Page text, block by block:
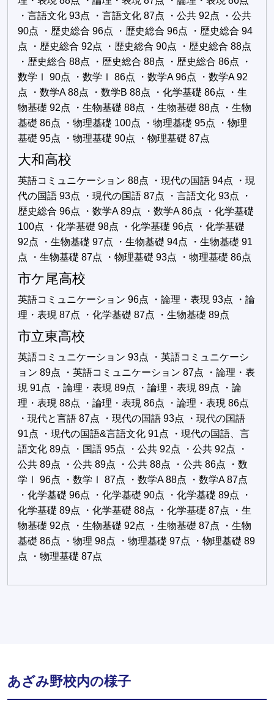
・言語文化 93点 ・言語文化 87点 ・公共 92点 ・公共
90点 ・歴史総合 96点 ・歴史総合 96点 ・歴史総合 94
点 ・歴史総合 92点 ・歴史総合 90点 ・歴史総合 88点
・歴史総合 88点 ・歴史総合 88点 ・歴史総合 86点 ・
数学Ⅰ 90点 ・数学Ⅰ 86点 ・数学A 96点 ・数学A 92
点 ・数学A 88点 ・数学B 88点 ・化学基礎 86点 ・生
物基礎 92点 ・生物基礎 88点 ・生物基礎 88点 ・生物
基礎 86点 ・物理基礎 100点 ・物理基礎 95点 ・物理
基礎 95点 ・物理基礎 90点 ・物理基礎 87点
大和高校
英語コミュニケーション 88点 ・現代の国語 94点 ・現
代の国語 93点 ・現代の国語 87点 ・言語文化 93点 ・
歴史総合 96点 ・数学A 89点 ・数学A 86点 ・化学基礎
100点 ・化学基礎 98点 ・化学基礎 96点 ・化学基礎
92点 ・生物基礎 97点 ・生物基礎 94点 ・生物基礎 91
点 ・生物基礎 87点 ・物理基礎 93点 ・物理基礎 86点
市ケ尾高校
英語コミュニケーション 96点 ・論理・表現 93点 ・論
理・表現 87点 ・化学基礎 87点 ・生物基礎 89点
市立東高校
英語コミュニケーション 93点 ・英語コミュニケーシ
ョン 89点 ・英語コミュニケーション 87点 ・論理・表
現 91点 ・論理・表現 89点 ・論理・表現 89点 ・論
理・表現 88点 ・論理・表現 86点 ・論理・表現 86点
・現代と言語 87点 ・現代の国語 93点 ・現代の国語
91点 ・現代の国語&言語文化 91点 ・現代の国語、言
語文化 89点 ・国語 95点 ・公共 92点 ・公共 92点 ・
公共 89点 ・公共 89点 ・公共 88点 ・公共 86点 ・数
学Ⅰ 96点 ・数学Ⅰ 87点 ・数学A 88点 ・数学A 87点
・化学基礎 96点 ・化学基礎 90点 ・化学基礎 89点 ・
化学基礎 89点 ・化学基礎 88点 ・化学基礎 87点 ・生
物基礎 92点 ・生物基礎 92点 ・生物基礎 87点 ・生物
基礎 86点 ・物理 98点 ・物理基礎 97点 ・物理基礎 89
点 ・物理基礎 87点
あざみ野校内の様子